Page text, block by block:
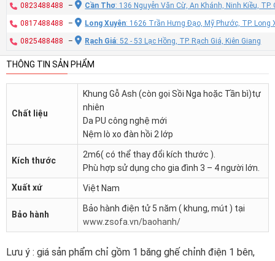
0823488488 – Cần Thơ: 136 Nguyễn Văn Cừ, An Khánh, Ninh Kiều,
0817488488 – Long Xuyên: 1626 Trần Hưng Đạo, Mỹ Phước, TP. Long
0825488488 – Rạch Giá: 52 - 53 Lạc Hồng, TP. Rạch Giá, Kiên Giang
THÔNG TIN SẢN PHẨM
Chất liệu
Khung Gỗ Ash (còn gọi Sồi Nga hoặc Tần bì)tự
nhiên
Da PU công nghệ mới
Nệm lò xo đàn hồi 2 lớp
Kích thước
2m6( có thể thay đổi kích thước ).
Phù hợp sử dụng cho gia đình 3 – 4 người lớn.
Xuất xứ
Việt Nam
Bảo hành
Bảo hành điện tử 5 năm ( khung, mút ) tại
www.zsofa.vn/baohanh/
Lưu ý : giá sản phẩm chỉ gồm 1 băng ghế chỉnh điện 1 bên,